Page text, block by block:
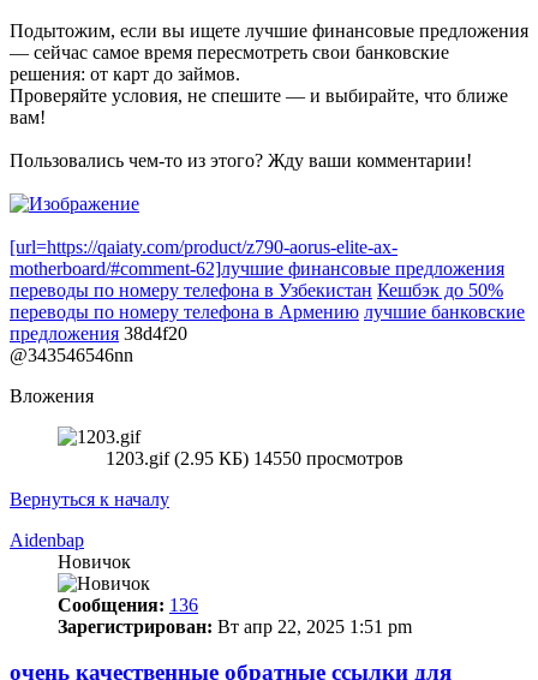
Подытожим, если вы ищете лучшие финансовые предложения
— сейчас самое время пересмотреть свои банковские
решения: от карт до займов.
Проверяйте условия, не спешите — и выбирайте, что ближе
вам!
Пользовались чем-то из этого? Жду ваши комментарии!
[url=https://qaiaty.com/product/z790-aorus-elite-ax-
motherboard/#comment-62]лучшие финансовые предложения
переводы по номеру телефона в Узбекистан Кешбэк до 50%
переводы по номеру телефона в Армению лучшие банковские
предложения 38d4f20
@343546546nn
Вложения
1203.gif (2.95 КБ) 14550 просмотров
Вернуться к началу
Aidenbap
Новичок
Сообщения: 136
Зарегистрирован: Вт апр 22, 2025 1:51 pm
очень качественные обратные ссылки для